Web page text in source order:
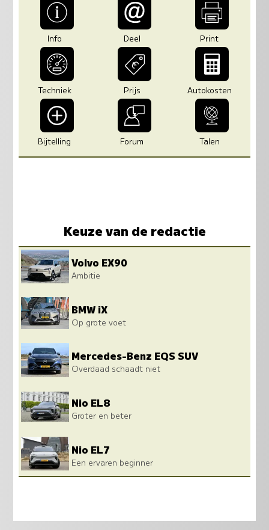
Info Deel Print
Techniek Prijs Autokosten
Bijtelling Forum Talen
Keuze van de redactie
Volvo EX90
Ambitie
BMW iX
Op grote voet
Mercedes-Benz EQS SUV
Overdaad schaadt niet
Nio EL8
Groter en beter
Nio EL7
Een ervaren beginner